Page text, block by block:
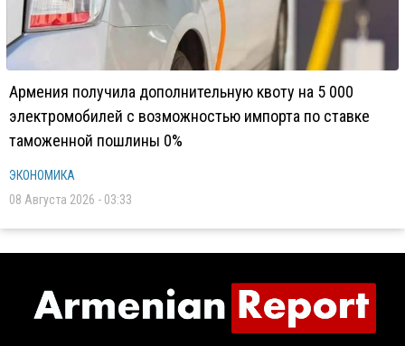
Армения получила дополнительную квоту на 5 000
электромобилей с возможностью импорта по ставке
таможенной пошлины 0%
ЭКОНОМИКА
08 Августа 2026 - 03:33